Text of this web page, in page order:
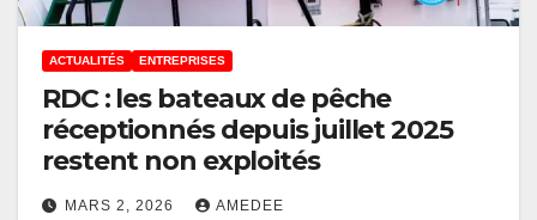
ACTUALITÉS ENTREPRISES
RDC : les bateaux de pêche
réceptionnés depuis juillet 2025
restent non exploités
MARS 2, 2026 AMEDEE